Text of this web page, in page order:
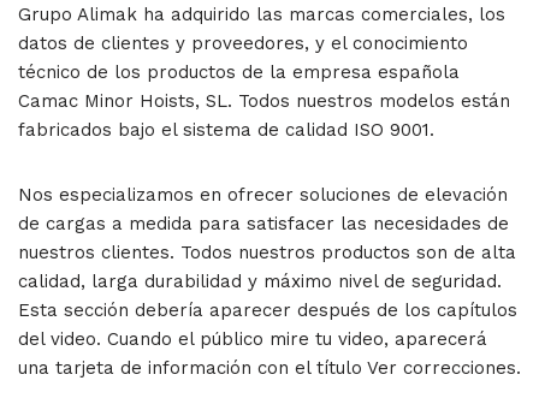
Grupo Alimak ha adquirido las marcas comerciales, los
datos de clientes y proveedores, y el conocimiento
técnico de los productos de la empresa española
Camac Minor Hoists, SL. Todos nuestros modelos están
fabricados bajo el sistema de calidad ISO 9001.
Nos especializamos en ofrecer soluciones de elevación
de cargas a medida para satisfacer las necesidades de
nuestros clientes. Todos nuestros productos son de alta
calidad, larga durabilidad y máximo nivel de seguridad.
Esta sección debería aparecer después de los capítulos
del video. Cuando el público mire tu video, aparecerá
una tarjeta de información con el título Ver correcciones.